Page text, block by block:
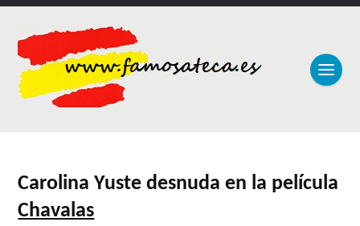
Carolina Yuste desnuda en la película
Chavalas